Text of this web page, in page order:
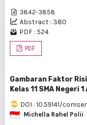
3842-3858
Abstract : 380
PDF : 524
PDF
Gambaran Faktor
Kelas 11 SMA Negeri
DOI : 10.59141/
Michella Rahel Polii